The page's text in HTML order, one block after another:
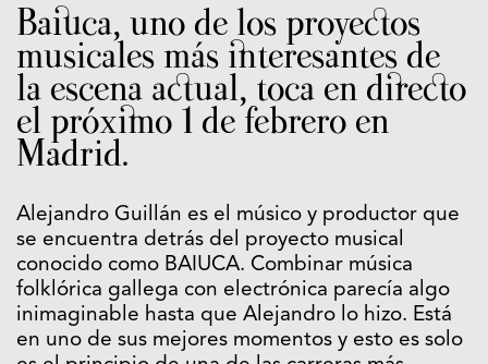
Baiuca, uno de los proyectos
musicales más interesantes de
la escena actual, toca en directo
el próximo 1 de febrero en
Madrid.
Alejandro Guillán es el músico y productor que
se encuentra detrás del proyecto musical
conocido como BAIUCA. Combinar música
folklórica gallega con electrónica parecía algo
inimaginable hasta que Alejandro lo hizo. Está
en uno de sus mejores momentos y esto es solo